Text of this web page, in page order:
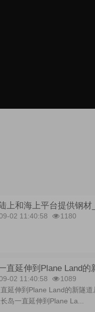
上和海上平台提供钢材
02 11:40:58 1180
直延伸到Plane Land的
02 11:40:58
1089
延伸到Plane Land的新隧
岛一直延伸到Plane La...